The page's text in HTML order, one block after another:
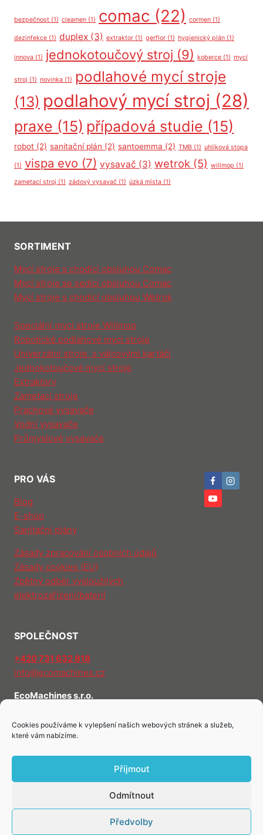
Cookies používáme k vylepšení našich webových stránek a služeb,
které vám nabízíme.
Příjmout
Odmítnout
Předvolby
bezpečnost (1) cleamen (1) comac (22) cormen (1)
dezinfekce (1) duplex (3) extraktor (1) gerflor (1) hygienický plán (1)
innova (1) jednokotoučový stroj (9) koberce (1) mycí
stroj (1) novinka (1) podlahové mycí stroje
(13) podlahový mycí stroj (28)
praxe (15) případová studie (15)
robot (2) sanitační plán (2) santoemma (2) TMB (1) uhlíková stopa
(1) vispa evo (7) vysavač (3) wetrok (5) willmop (1)
zametací stroj (1) zádový vysavač (1) úzká místa (1)
SORTIMENT
Mycí stroje s chodící obsluhou Comac
Mycí stroje se sedící obsluhou Comac
Mycí stroje s chodící obsluhou Wetrok
Speciální mycí stroje Willmop
Robotické podlahové mycí stroje
Univerzální stroje s válcovými kartáči
Jednokotoučové mycí stroje
Extraktory
Zametací stroje
Prachové vysavače
Vodní vysavače
Průmyslové vysavače
PRO VÁS
Blog
E-shop
Sanitační plány
Zásady zpracování osobních údajů
Zásady cookies (EU)
Zpětný odběr vysloužilých
elektrozařízení/baterií
SPOLEČNOST
+420 731 632 818
info@ecomachines.cz
EcoMachines s.r.o.
586 01 Jihlava
© 2026 EcoMachines